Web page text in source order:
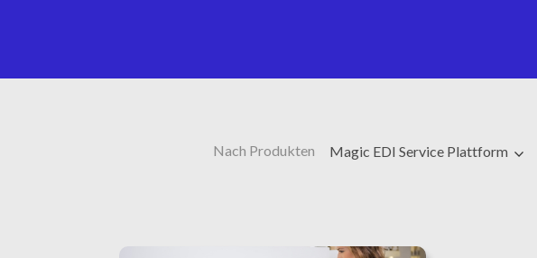
Nach Produkten Magic EDI Service Plattform